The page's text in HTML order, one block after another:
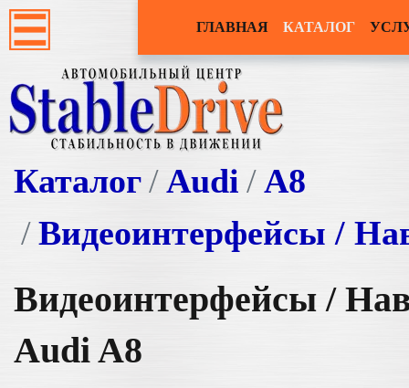
ГЛАВНАЯ КАТАЛОГ
Каталог Audi
A8
Видеоинтерфейсы /
Видеоинтерфейсы /
Audi A8